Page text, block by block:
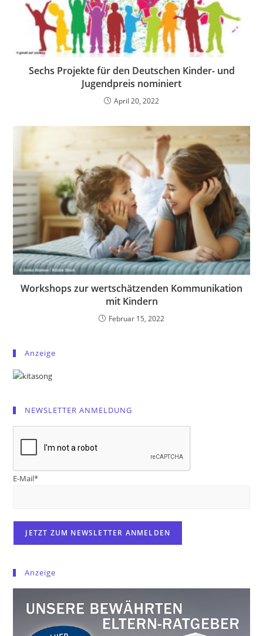
Sechs Projekte für den Deutschen Kinder- und
Jugendpreis nominiert
April 20, 2022
Workshops zur wertschätzenden Kommunikation
mit Kindern
Februar 15, 2022
Anzeige
NEWSLETTER ANMELDUNG
E-Mail*
Anzeige